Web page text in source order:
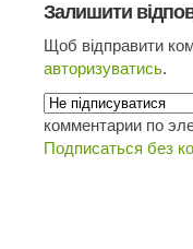
Залишити
Щоб відправити
авторизуватись.
комментарии по
Подписаться без